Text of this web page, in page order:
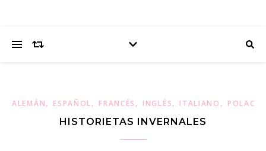
ALEMÁN, ESPAÑOL, FRANCÉS , INGLÉS, ITALIANO , POLACO
HISTORIETAS INVERNALES